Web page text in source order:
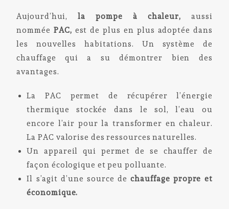
Aujourd’hui,la pompe à chaleur, aussi
nommée PAC, est de plus en plus adoptée dans
les nouvelles habitations. Un système de
chauffage qui a su démontrer bien des
avantages.
La PAC permet de récupérer l’énergie
thermique stockée dans le sol, l’eau ou
encore l’air pour la transformer en chaleur.
La PAC valorise des ressources naturelles.
Un appareil qui permet de se chauffer de
façon écologique et peu polluante.
Il s’agit d’une source de chauffage propre et
économique.